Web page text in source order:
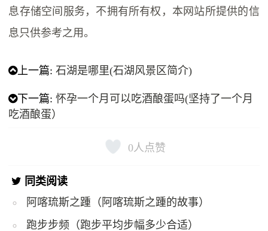
息存储空间服务，不拥有所有权，本网站所提供的信
息只供参考之用。
上一篇:石湖是哪里(石湖风景区简介)
下一篇:怀孕一个月可以吃酒酿蛋吗(坚持了一个月
吃酒酿蛋）
0人点赞
同类阅读
阿喀琉斯之踵（阿喀琉斯之踵的故事）
跑步步频（跑步平均步幅多少合适）